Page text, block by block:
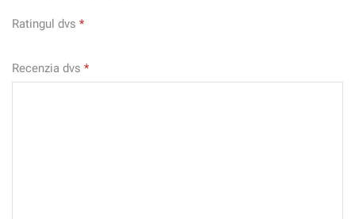
Ratingul dvs *
Recenzia dvs *